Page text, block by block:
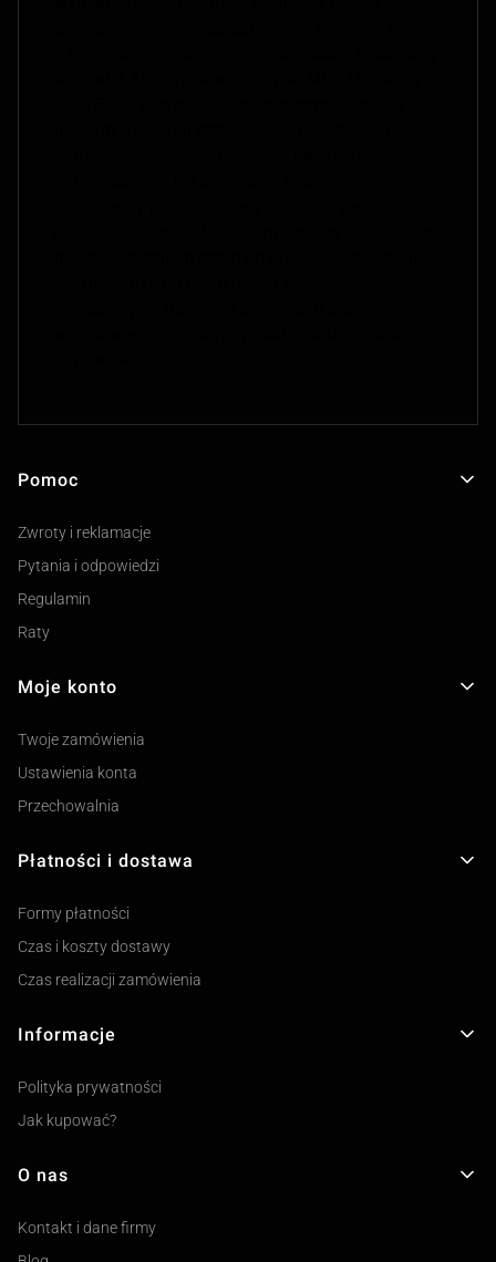
Linki w stopce
Pomoc
Zwroty i reklamacje
Pytania i odpowiedzi
Regulamin
Raty
Moje konto
Twoje zamówienia
Ustawienia konta
Przechowalnia
Płatności i dostawa
Formy płatności
Czas i koszty dostawy
Czas realizacji zamówienia
Informacje
Polityka prywatności
Jak kupować?
O nas
Kontakt i dane firmy